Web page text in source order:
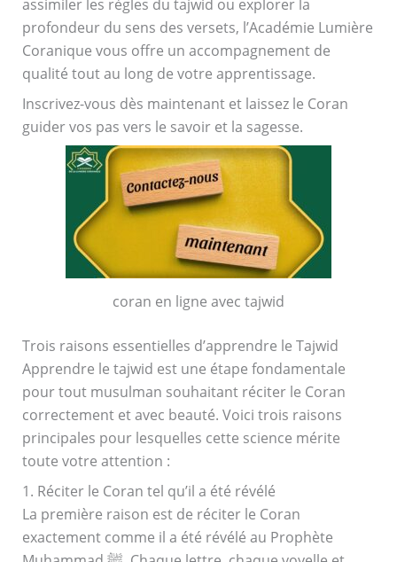
assimiler les règles du tajwid ou explorer la
profondeur du sens des versets, l’Académie Lumière
Coranique vous offre un accompagnement de
qualité tout au long de votre apprentissage.
Inscrivez-vous dès maintenant et laissez le Coran
guider vos pas vers le savoir et la sagesse.
coran en ligne avec tajwid
Trois raisons essentielles d’apprendre le Tajwid
Apprendre le tajwid est une étape fondamentale
pour tout musulman souhaitant réciter le Coran
correctement et avec beauté. Voici trois raisons
principales pour lesquelles cette science mérite
toute votre attention :
1. Réciter le Coran tel qu’il a été révélé
La première raison est de réciter le Coran
exactement comme il a été révélé au Prophète